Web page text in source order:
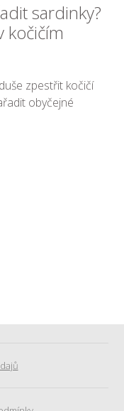
sardinky?
kočičím
zpestřit kočičí
obyčejné